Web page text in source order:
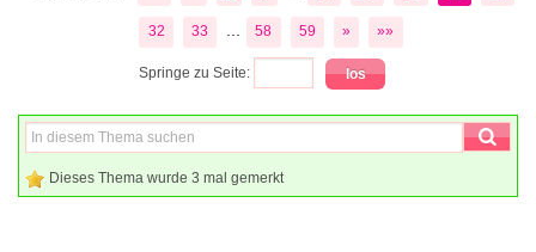
32 33 ... 58 59 » »»
Springe zu Seite:
Dieses Thema wurde 3 mal gemerkt